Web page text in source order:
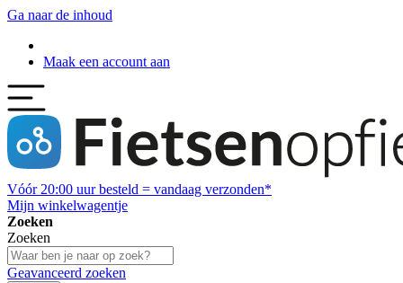
Ga naar de inhoud
Maak een account aan
Vóór 20:00 uur besteld = vandaag verzonden*
Mijn winkelwagentje
Zoeken
Zoeken
Geavanceerd zoeken